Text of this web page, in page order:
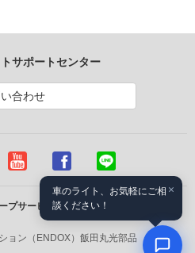
サポートセンター
い合わせ
プサービス
ョン（ENDOX） 飯田丸光部品
×
車のライト、お気軽にご相
談ください！